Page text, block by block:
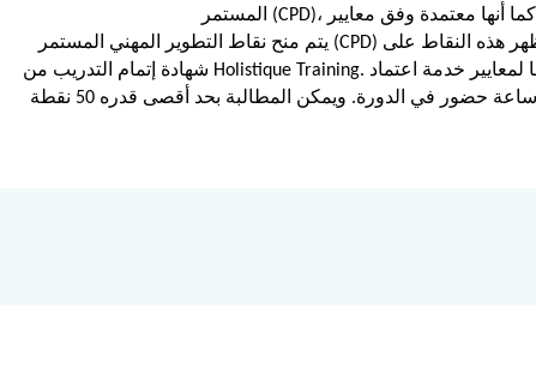
يتم منح نقاط التطوير المهني المستمر (CPD) لهذه الدورة من خلال شهاداتنا، وستظهر هذه النقاط على
شهادة إتمام التدريب من Holistique Training. ووفقًا لمعايير خدمة اعتماد CPD، يتم منح نقطة CPD واحدة
عن كل ساعة حضور في الدورة. ويمكن المطالبة بحد أقصى قدره 50 نقطة CPD لأي دورة واحدة نقدمها